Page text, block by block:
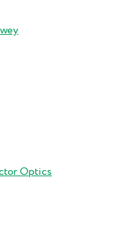
Optics